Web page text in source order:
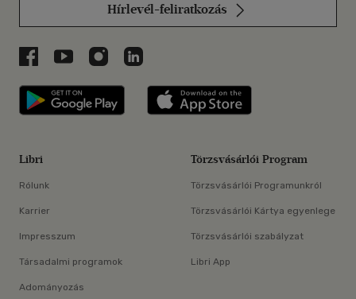
Hírlevél-feliratkozás
Libri a Facebookon
Libri a Youtube-on
Libri az Instagramon
Libri a LinkedInen
Libri applikáció Szerezd meg: Google
Libri
Rólunk
Karrier
Impresszum
Társadalmi programok
Adományozás
Törzsvásárlói Program
Törzsvásárlói Programunkról
Törzsvásárlói Kártya egyenlege
Törzsvásárlói szabályzat
Libri App